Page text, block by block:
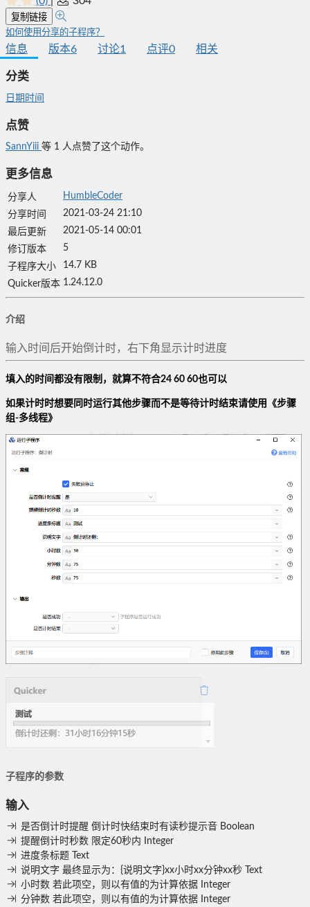
复制链接
如何使用分享的子程序？
信息 版本6 讨论1 点评0 相关
分类
日期时间
点赞
SannYiii 等 1 人点赞了这个动作。
更多信息
分享人
HumbleCoder
分享时间
2021-03-24 21:10
最后更新
2021-05-14 00:01
修订版本
5
子程序大小
14.7 KB
Quicker版本 1.24.12.0
介绍
输入时间后开始倒计时，右下角显示计时进度
填入的时间都没有限制，就算不符合24 60 60也可以
如果计时时想要同时运行其他步骤而不是等待计时结束请使用《步骤
组-多线程》
子程序的参数
输入
是否倒计时提醒 倒计时快结束时有读秒提示音 Boolean
提醒倒计时秒数 限定60秒内
Integer
进度条标题
Text
说明文字 最终显示为：{说明文字}xx小时xx分钟xx秒
Text
小时数 若此项空，则以有值的为计算依据
Integer
分钟数 若此项空，则以有值的为计算依据
Integer